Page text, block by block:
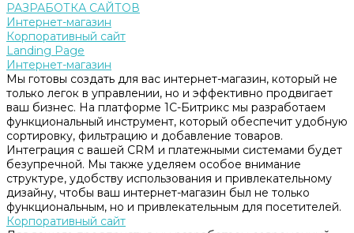
РАЗРАБОТКА САЙТОВ
Интернет-магазин
Корпоративный сайт
Landing Page
Интернет-магазин
Мы готовы создать для вас интернет-магазин, который не
только легок в управлении, но и эффективно продвигает
ваш бизнес. На платформе 1С-Битрикс мы разработаем
функциональный инструмент, который обеспечит удобную
сортировку, фильтрацию и добавление товаров.
Интеграция с вашей CRM и платежными системами будет
безупречной. Мы также уделяем особое внимание
структуре, удобству использования и привлекательному
дизайну, чтобы ваш интернет-магазин был не только
функциональным, но и привлекательным для посетителей.
Корпоративный сайт